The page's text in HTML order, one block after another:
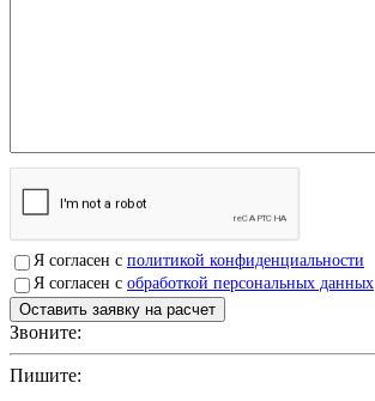
Я согласен с политикой конфиденциальности
Я согласен с обработкой персональных данных
Звоните:
Пишите: